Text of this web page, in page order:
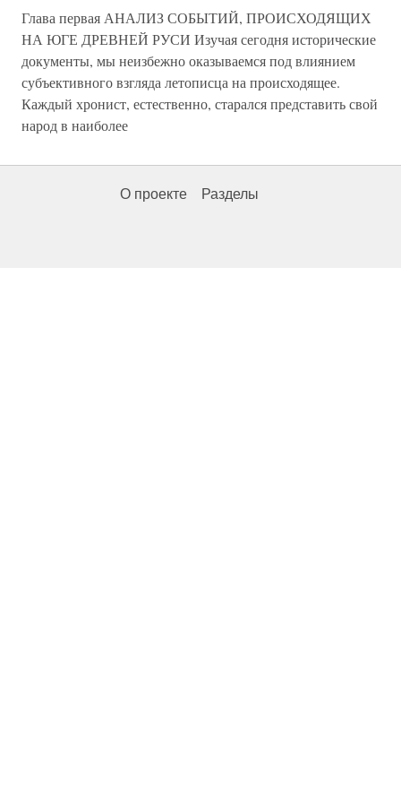
Глава первая АНАЛИЗ СОБЫТИЙ, ПРОИСХОДЯЩИХ
НА ЮГЕ ДРЕВНЕЙ РУСИ Изучая сегодня исторические
документы, мы неизбежно оказываемся под влиянием
субъективного взгляда летописца на происходящее.
Каждый хронист, естественно, старался представить свой
народ в наиболее
О проекте Разделы